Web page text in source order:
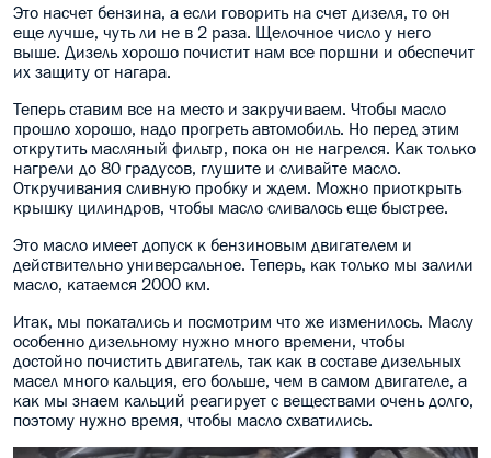
Это насчет бензина, а если говорить на счет дизеля, то он
еще лучше, чуть ли не в 2 раза. Щелочное число у него
выше. Дизель хорошо почистит нам все поршни и обеспечит
их защиту от нагара.
Теперь ставим все на место и закручиваем. Чтобы масло
прошло хорошо, надо прогреть автомобиль. Но перед этим
открутить масляный фильтр, пока он не нагрелся. Как только
нагрели до 80 градусов, глушите и сливайте масло.
Откручивания сливную пробку и ждем. Можно приоткрыть
крышку цилиндров, чтобы масло сливалось еще быстрее.
Это масло имеет допуск к бензиновым двигателем и
действительно универсальное. Теперь, как только мы залили
масло, катаемся 2000 км.
Итак, мы покатались и посмотрим что же изменилось. Маслу
особенно дизельному нужно много времени, чтобы
достойно почистить двигатель, так как в составе дизельных
масел много кальция, его больше, чем в самом двигателе, а
как мы знаем кальций реагирует с веществами очень долго,
поэтому нужно время, чтобы масло схватились.